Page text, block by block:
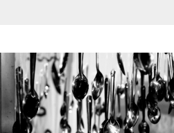
Quels sont les